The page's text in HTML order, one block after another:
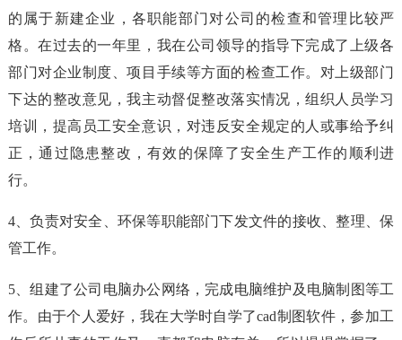
的属于新建企业，各职能部门对公司的检查和管理比较严
格。在过去的一年里，我在公司领导的指导下完成了上级各
部门对企业制度、项目手续等方面的检查工作。对上级部门
下达的整改意见，我主动督促整改落实情况，组织人员学习
培训，提高员工安全意识，对违反安全规定的人或事给予纠
正，通过隐患整改，有效的保障了安全生产工作的顺利进
行。
4、负责对安全、环保等职能部门下发文件的接收、整理、保
管工作。
5、组建了公司电脑办公网络，完成电脑维护及电脑制图等工
作。由于个人爱好，我在大学时自学了cad制图软件，参加工